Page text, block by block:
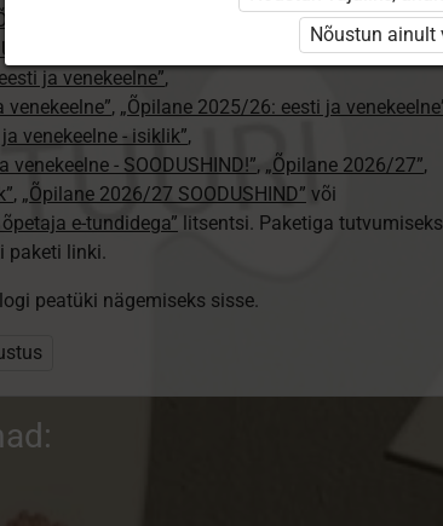
2024/25”
„Õpilane 2024/25 – isiklik”,
ja venekeelne”,
, „Õpilane 2025/26: eesti ja
venekeelne - isiklik”,
- SOODUSHIND!”, „Õpilane 2026/27”,
, „Õpilane 2026/27 SOODUSHIND” või
e-tundidega” litsentsi. Paketiga tutvumiseks
paketi linki.
peatüki nägemiseks sisse.
Nõustun ainult